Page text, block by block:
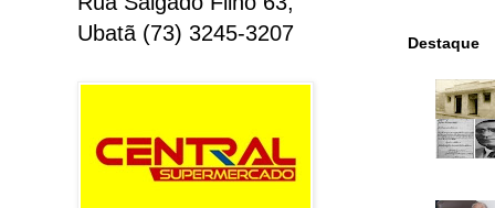
Destaque
Ubatã (73) 3245-3207